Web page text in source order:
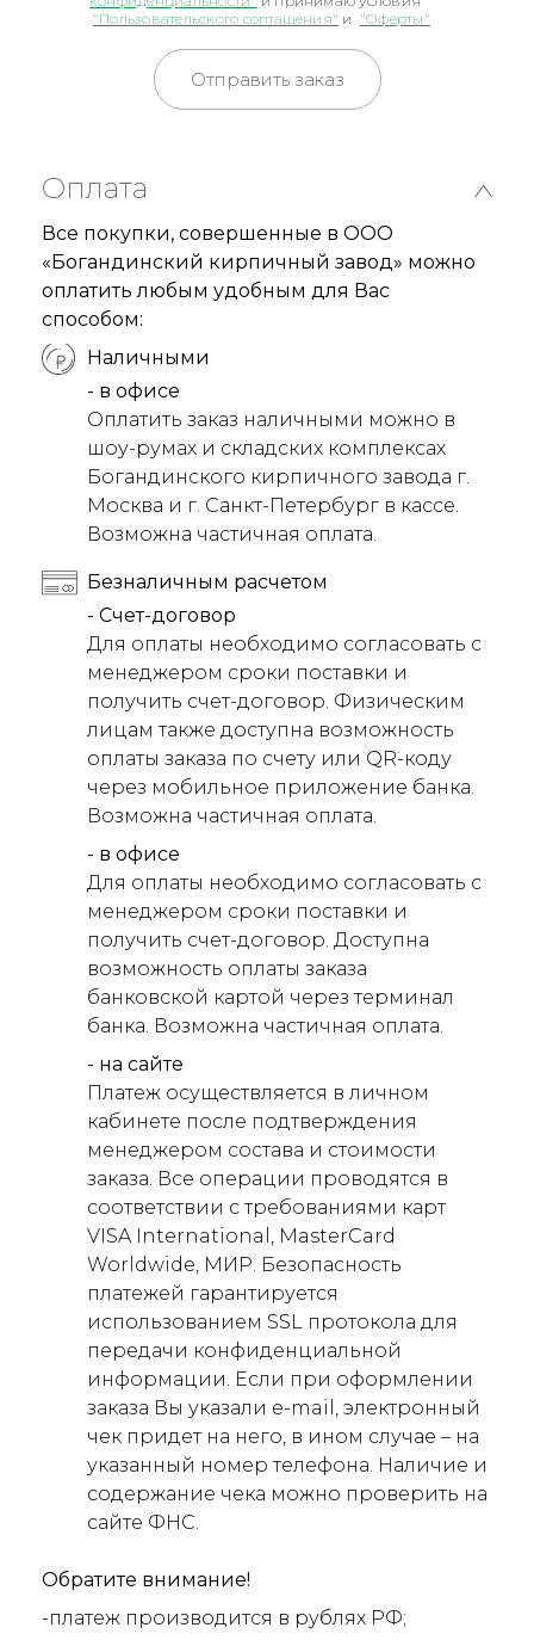
"Пользовательского соглашения" и "Оферты"
Отправить заказ
Оплата
Все покупки, совершенные в ООО
«Богандинский кирпичный завод» можно
оплатить любым удобным для Вас
способом:
Наличными
- в офисе
Оплатить заказ наличными можно в
шоу-румах и складских комплексах
Богандинского кирпичного завода г.
Москва и г. Санкт-Петербург в кассе.
Возможна частичная оплата.
Безналичным расчетом
- Счет-договор
Для оплаты необходимо согласовать с
менеджером сроки поставки и
получить счет-договор. Физическим
лицам также доступна возможность
оплаты заказа по счету или QR-коду
через мобильное приложение банка.
Возможна частичная оплата.
- в офисе
Для оплаты необходимо согласовать с
менеджером сроки поставки и
получить счет-договор. Доступна
возможность оплаты заказа
банковской картой через терминал
банка. Возможна частичная оплата.
- на сайте
Платеж осуществляется в личном
кабинете после подтверждения
менеджером состава и стоимости
заказа. Все операции проводятся в
соответствии с требованиями карт
VISA International, MasterCard
Worldwide, МИР. Безопасность
платежей гарантируется
использованием SSL протокола для
передачи конфиденциальной
информации. Если при оформлении
заказа Вы указали e-mail, электронный
чек придет на него, в ином случае – на
указанный номер телефона. Наличие и
содержание чека можно проверить на
сайте ФНС.
Обратите внимание!
-платеж производится в рублях РФ;